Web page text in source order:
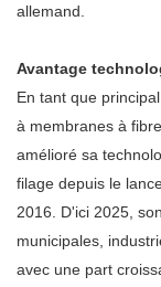
allemand.
Avantage
En tant que
à membranes à
amélioré sa
filage depuis le
2016. D'ici 2025,
municipales,
avec une part